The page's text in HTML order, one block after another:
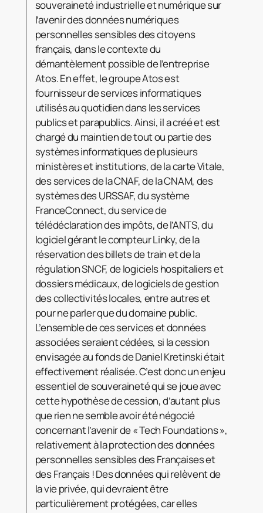
souveraineté industrielle et numérique sur
l’avenir des données numériques
personnelles sensibles des citoyens
français, dans le contexte du
démantèlement possible de l’entreprise
Atos. En effet, le groupe Atos est
fournisseur de services informatiques
utilisés au quotidien dans les services
publics et parapublics. Ainsi, il a créé et est
chargé du maintien de tout ou partie des
systèmes informatiques de plusieurs
ministères et institutions, de la carte Vitale,
des services de la CNAF, de la CNAM, des
systèmes des URSSAF, du système
FranceConnect, du service de
télédéclaration des impôts, de l’ANTS, du
logiciel gérant le compteur Linky, de la
réservation des billets de train et de la
régulation SNCF, de logiciels hospitaliers et
dossiers médicaux, de logiciels de gestion
des collectivités locales, entre autres et
pour ne parler que du domaine public.
L’ensemble de ces services et données
associées seraient cédées, si la cession
envisagée au fonds de Daniel Kretinski était
effectivement réalisée. C’est donc un enjeu
essentiel de souveraineté qui se joue avec
cette hypothèse de cession, d’autant plus
que rien ne semble avoir été négocié
concernant l’avenir de « Tech Foundations »,
relativement à la protection des données
personnelles sensibles des Françaises et
des Français ! Des données qui relèvent de
la vie privée, qui devraient être
particulièrement protégées, car elles